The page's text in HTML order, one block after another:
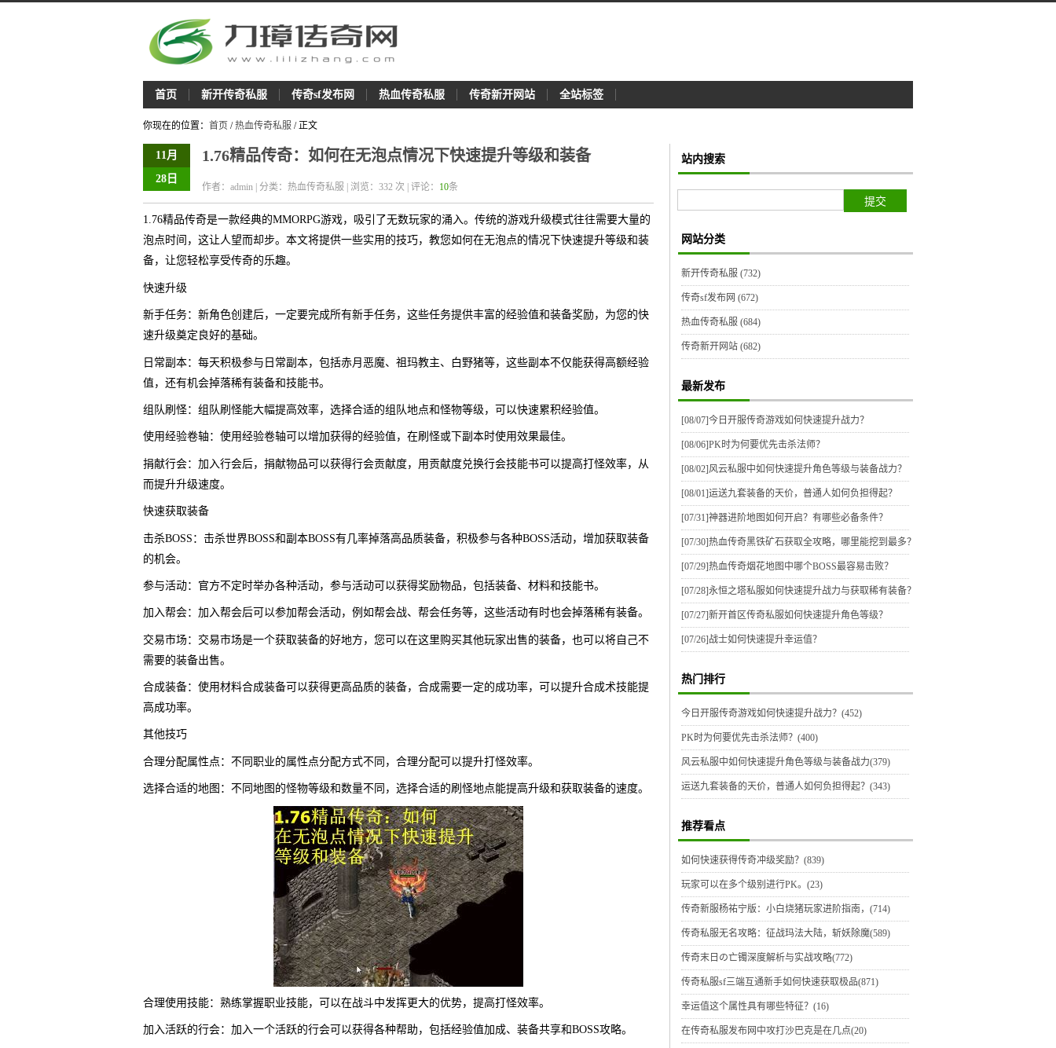
首页 新开传奇私服 传奇sf发布网 热血传奇私服 传奇新开网站 全站标签
你现在的位置： 首页 /热血传奇私服 / 正文
11月
28日
1.76精品传奇：如何在无泡点情况下快速提升等级和装备
作者：admin | 分类：热血传奇私服 | 浏览： 332 次 | 评论： 10条
1.76精品传奇是一款经典的MMORPG游戏，吸引了无数玩家的涌入。传统的游戏升级模式往往需要大量的
泡点时间，这让人望而却步。本文将提供一些实用的技巧，教您如何在无泡点的情况下快速提升等级和装
备，让您轻松享受传奇的乐趣。
快速升级
新手任务：新角色创建后，一定要完成所有新手任务，这些任务提供丰富的经验值和装备奖励，为您的快
速升级奠定良好的基础。
日常副本：每天积极参与日常副本，包括赤月恶魔、祖玛教主、白野猪等，这些副本不仅能获得高额经验
值，还有机会掉落稀有装备和技能书。
组队刷怪：组队刷怪能大幅提高效率，选择合适的组队地点和怪物等级，可以快速累积经验值。
使用经验卷轴：使用经验卷轴可以增加获得的经验值，在刷怪或下副本时使用效果最佳。
捐献行会：加入行会后，捐献物品可以获得行会贡献度，用贡献度兑换行会技能书可以提高打怪效率，从
而提升升级速度。
快速获取装备
击杀BOSS：击杀世界BOSS和副本BOSS有几率掉落高品质装备，积极参与各种BOSS活动，增加获取装备
的机会。
参与活动：官方不定时举办各种活动，参与活动可以获得奖励物品，包括装备、材料和技能书。
加入帮会：加入帮会后可以参加帮会活动，例如帮会战、帮会任务等，这些活动有时也会掉落稀有装备。
交易市场：交易市场是一个获取装备的好地方，您可以在这里购买其他玩家出售的装备，也可以将自己不
需要的装备出售。
合成装备：使用材料合成装备可以获得更高品质的装备，合成需要一定的成功率，可以提升合成术技能提
高成功率。
其他技巧
合理分配属性点：不同职业的属性点分配方式不同，合理分配可以提升打怪效率。
选择合适的地图：不同地图的怪物等级和数量不同，选择合适的刷怪地点能提高升级和获取装备的速度。
合理使用技能：熟练掌握职业技能，可以在战斗中发挥更大的优势，提高打怪效率。
加入活跃的行会：加入一个活跃的行会可以获得各种帮助，包括经验值加成、装备共享和BOSS攻略。
站内搜索
网站分类
新开传奇私服 (732)
传奇sf发布网 (672)
热血传奇私服 (684)
传奇新开网站 (682)
最新发布
[08/07]今日开服传奇游戏如何快速提升战力？
[08/06]PK时为何要优先击杀法师？
[08/02] 风云私服中如何快速提升角色等级与装备战力？
[08/01]运送九套装备的天价，普通人如何负担得起？
[07/31]神器进阶地图如何开启？有哪些必备条件？
[07/30]热血传奇黑铁矿石获取全攻略，哪里能挖到最多？
[07/29]热血传奇烟花地图中哪个BOSS最容易击败？
[07/28]永恒之塔私服如何快速提升战力与获取稀有装备？
[07/27]新开首区传奇私服如何快速提升角色等级？
[07/26] 战士如何快速提升幸运值？
热门排行
今日开服传奇游戏如何快速提升战力？(452)
PK时为何要优先击杀法师？(400)
风云私服中如何快速提升角色等级与装备战力(379)
运送九套装备的天价，普通人如何负担得起？(343)
推荐看点
如何快速获得传奇冲级奖励？(839)
玩家可以在多个级别进行PK。(23)
传奇新服杨祐宁版：小白烧猪玩家进阶指南，(714)
传奇私服无名攻略：征战玛法大陆，斩妖除魔(589)
传奇末日の亡镯深度解析与实战攻略(772)
传奇私服sf三端互通新手如何快速获取极品(871)
幸运值这个属性具有哪些特征？(16)
在传奇私服发布网中攻打沙巴克是在几点(20)